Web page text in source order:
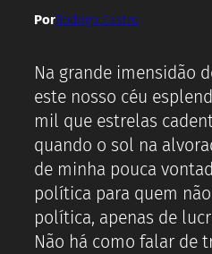
PorRodrigo Castro
Na grande imensidão
este nosso céu
mil que estrelas
quando o sol na
de minha pouca
política para quem
política, apenas de
Não há como falar de